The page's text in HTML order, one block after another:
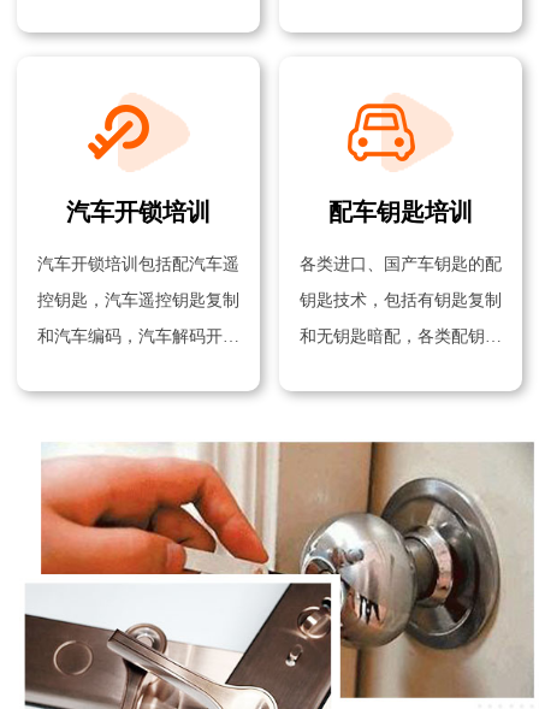
汽车开锁培训
汽车开锁培训包括配汽车遥
控钥匙，汽车遥控钥匙复制
和汽车编码，汽车解码开锁
配车钥匙培训
各类进口、国产车钥匙的配
钥匙技术，包括有钥匙复制
和无钥匙暗配，各类配钥匙